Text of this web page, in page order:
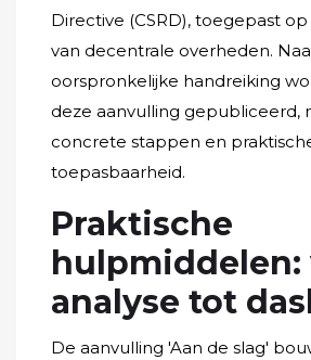
Directive (CSRD), toegepast
van decentrale overheden.
oorspronkelijke handreiking
deze aanvulling gepubliceerd,
concrete stappen en
toepasbaarheid.
Praktische
hulpmiddelen:
analyse tot
De aanvulling 'Aan de slag'